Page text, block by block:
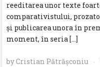
reeditarea unor texte
comparativistului,
și publicarea unora în
moment, în seria […]
byCristian Pătrăşconiu ·